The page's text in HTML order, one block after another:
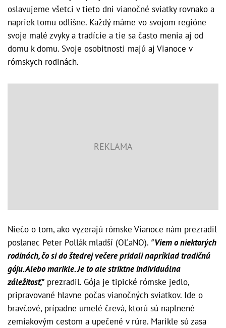
oslavujeme všetci v tieto dni vianočné sviatky rovnako a
napriek tomu odlišne. Každý máme vo svojom regióne
svoje malé zvyky a tradície a tie sa často menia aj od
domu k domu. Svoje osobitnosti majú aj Vianoce v
rómskych rodinách.
Niečo o tom, ako vyzerajú rómske Vianoce nám prezradil
poslanec Peter Pollák mladší (OĽaNO). "Viem o niektorých
rodinách, čo si do štedrej večere pridali napríklad tradičnú
góju. Alebo marikle. Je to ale striktne individuálna
záležitosť," prezradil. Gója je tipické rómske jedlo,
pripravované hlavne počas vianočných sviatkov. Ide o
bravčové, prípadne umelé črevá, ktorú sú naplnené
zemiakovým cestom a upečené v rúre. Marikle sú zasa